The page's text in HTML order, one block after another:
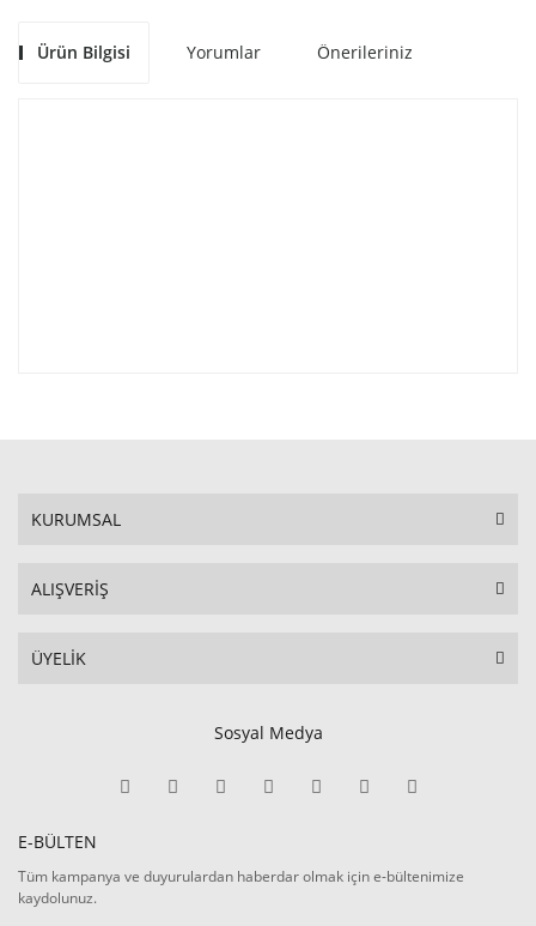
Ürün Bilgisi Yorumlar Önerileriniz
KURUMSAL
ALIŞVERİŞ
ÜYELİK
Sosyal Medya
E-BÜLTEN
Tüm kampanya ve duyurulardan haberdar olmak için e-bültenimize
kaydolunuz.